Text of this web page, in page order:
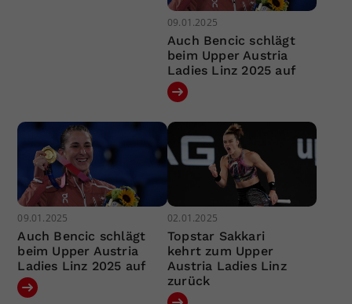
09.01.2025
Auch Bencic schlägt
beim Upper Austria
Ladies Linz 2025 auf
09.01.2025
Auch Bencic schlägt
beim Upper Austria
Ladies Linz 2025 auf
02.01.2025
Topstar Sakkari
kehrt zum Upper
Austria Ladies Linz
zurück